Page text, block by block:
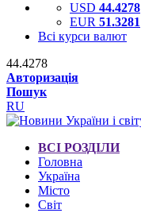
USD 44.4278
EUR 51.3281
Всі курси валют
44.4278
Авторизація
Пошук
RU
ВСІ РОЗДІЛИ
Головна
Україна
Місто
Світ